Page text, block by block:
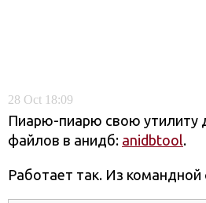
28 Oct 18:09
Пиарю-пиарю свою утилиту
файлов в анидб: anidbtool.
Работает так. Из командной